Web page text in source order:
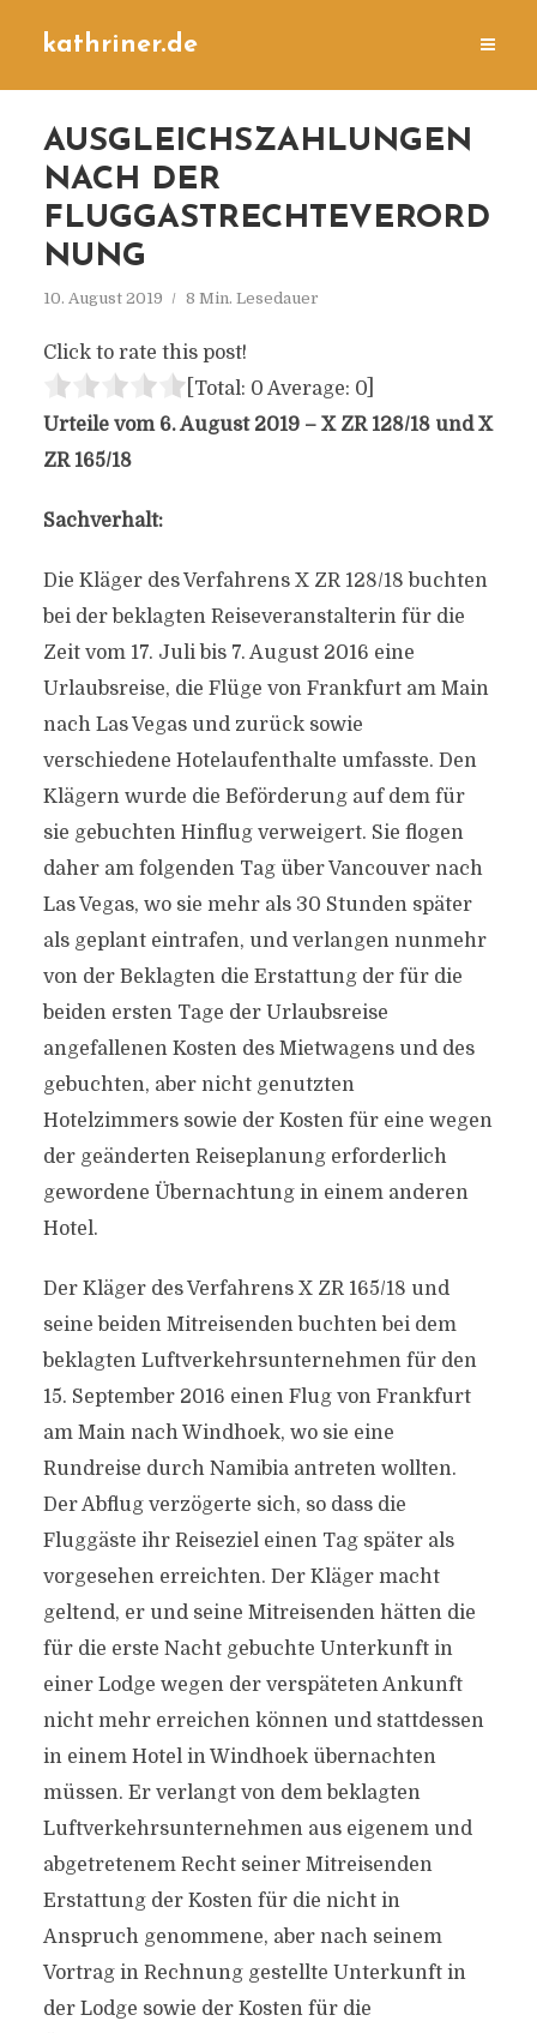
kathriner.de
AUSGLEICHSZAHLUNGEN
NACH DER
FLUGGASTRECHTEVERORD
NUNG
10. August 2019 8 Min. Lesedauer
Click to rate this post!
[Total: 0 Average: 0]
Urteile vom 6. August 2019 – X ZR 128/18 und X
ZR 165/18
Sachverhalt:
Die Kläger des Verfahrens X ZR 128/18 buchten
bei der beklagten Reiseveranstalterin für die
Zeit vom 17. Juli bis 7. August 2016 eine
Urlaubsreise, die Flüge von Frankfurt am Main
nach Las Vegas und zurück sowie
verschiedene Hotelaufenthalte umfasste. Den
Klägern wurde die Beförderung auf dem für
sie gebuchten Hinflug verweigert. Sie flogen
daher am folgenden Tag über Vancouver nach
Las Vegas, wo sie mehr als 30 Stunden später
als geplant eintrafen, und verlangen nunmehr
von der Beklagten die Erstattung der für die
beiden ersten Tage der Urlaubsreise
angefallenen Kosten des Mietwagens und des
gebuchten, aber nicht genutzten
Hotelzimmers sowie der Kosten für eine wegen
der geänderten Reiseplanung erforderlich
gewordene Übernachtung in einem anderen
Hotel.
Der Kläger des Verfahrens X ZR 165/18 und
seine beiden Mitreisenden buchten bei dem
beklagten Luftverkehrsunternehmen für den
15. September 2016 einen Flug von Frankfurt
am Main nach Windhoek, wo sie eine
Rundreise durch Namibia antreten wollten.
Der Abflug verzögerte sich, so dass die
Fluggäste ihr Reiseziel einen Tag später als
vorgesehen erreichten. Der Kläger macht
geltend, er und seine Mitreisenden hätten die
für die erste Nacht gebuchte Unterkunft in
einer Lodge wegen der verspäteten Ankunft
nicht mehr erreichen können und stattdessen
in einem Hotel in Windhoek übernachten
müssen. Er verlangt von dem beklagten
Luftverkehrsunternehmen aus eigenem und
abgetretenem Recht seiner Mitreisenden
Erstattung der Kosten für die nicht in
Anspruch genommene, aber nach seinem
Vortrag in Rechnung gestellte Unterkunft in
der Lodge sowie der Kosten für die